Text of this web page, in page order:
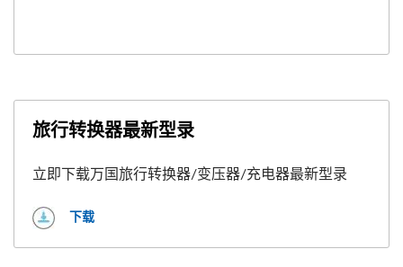
旅行转换器最新型录
立即下载万国旅行转换器/变压器/充电器最新型录
下载